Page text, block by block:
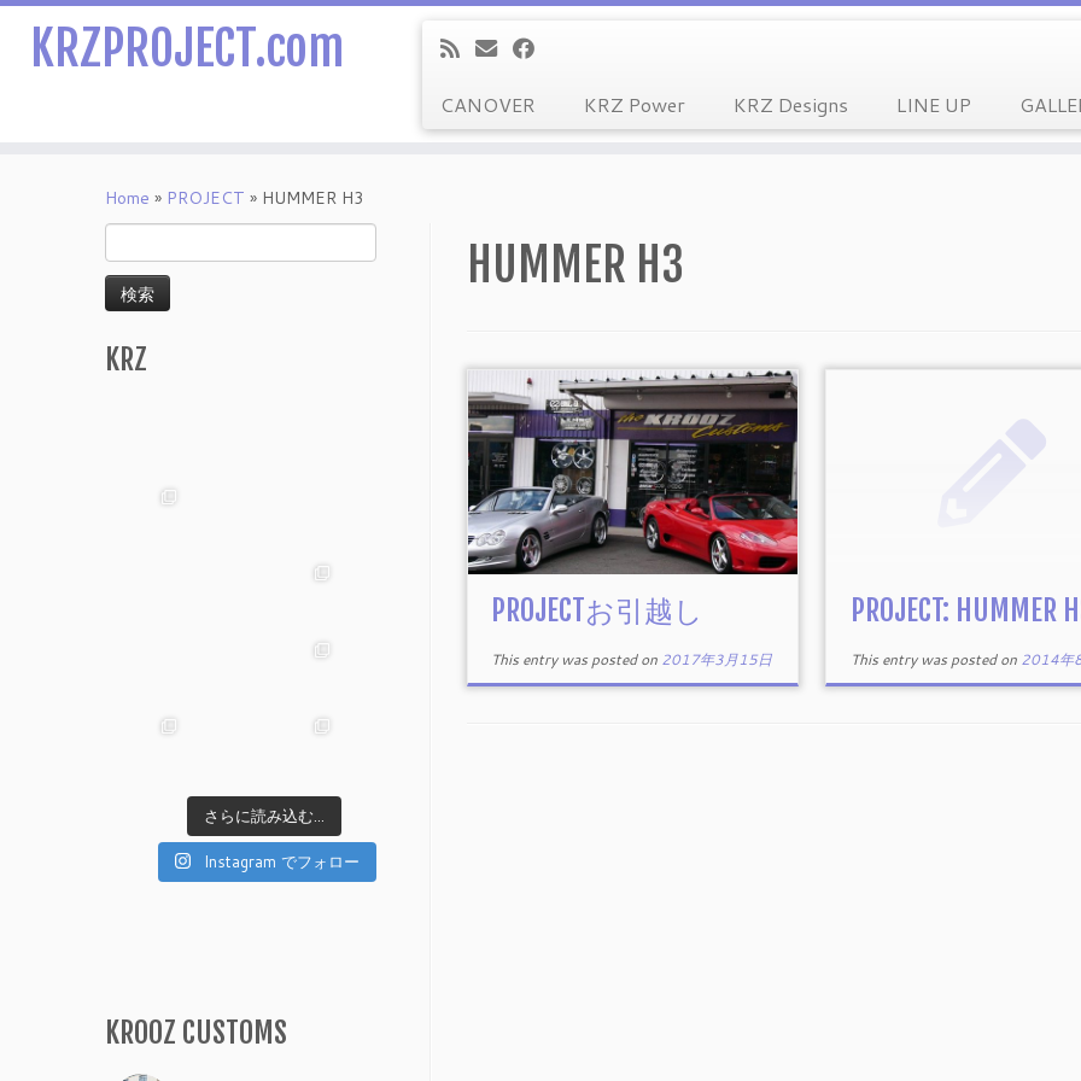
KRZPROJECT.com
CANOVER KRZ Power KRZ Designs LINE UP
Home » PROJECT » HUMMER H3
索:
KRZ
さらに読み込む...
Instagram でフォロー
KROOZ CUSTOMS
HUMMER H3
PROJECTお引越し
This entry was posted on 2017年3月15日
PROJECT: HUMMER
This entry was posted on 2014年